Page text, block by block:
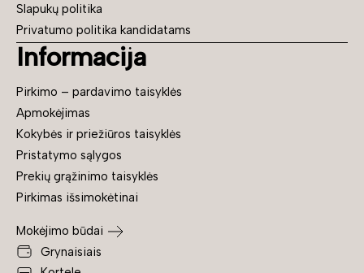
Slapukų politika
Privatumo politika kandidatams
Informacija
Pirkimo – pardavimo taisyklės
Apmokėjimas
Kokybės ir priežiūros taisyklės
Pristatymo sąlygos
Prekių grąžinimo taisyklės
Pirkimas išsimokėtinai
Mokėjimo būdai
Grynaisiais